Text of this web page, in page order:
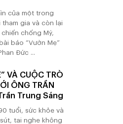
của một trong
tham gia và còn lại
chống Mỹ,
báo “Vườn Mẹ”
Đức ...
VÀ CUỘC TRÒ
ÔNG TRẦN
Trung Sáng
tuổi, sức khỏe và
tai nghe không